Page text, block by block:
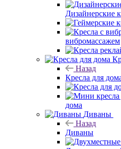
Дизайнерские
вибромассажем
Назад
Кресла для
дома
Диваны
Назад
Диваны